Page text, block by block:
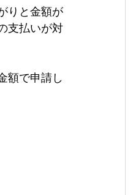
りと金額が
支払いが対
額で申請し